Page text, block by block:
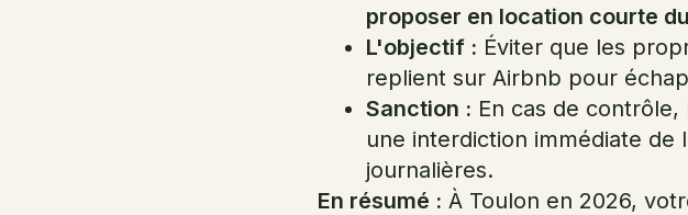
proposer en location courte
L'objectif : Éviter que les
replient sur Airbnb pour
Sanction : En cas de
une interdiction immédiate de
journalières.
En résumé : À Toulon en 2026,